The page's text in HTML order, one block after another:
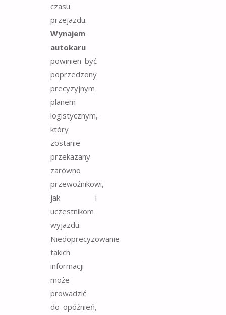
czasu
przejazdu.
Wynajem
autokaru
powinien być
poprzedzony
precyzyjnym
planem
logistycznym,
który
zostanie
przekazany
zarówno
przewoźnikowi,
jak i
uczestnikom
wyjazdu.
Niedoprecyzowanie
takich
informacji
może
prowadzić
do opóźnień,